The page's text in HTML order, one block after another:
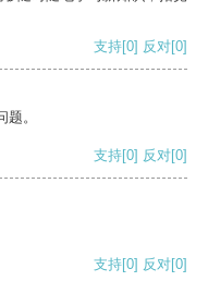
支持[0] 反对[0]
。
支持[0] 反对[0]
支持[0] 反对[0]